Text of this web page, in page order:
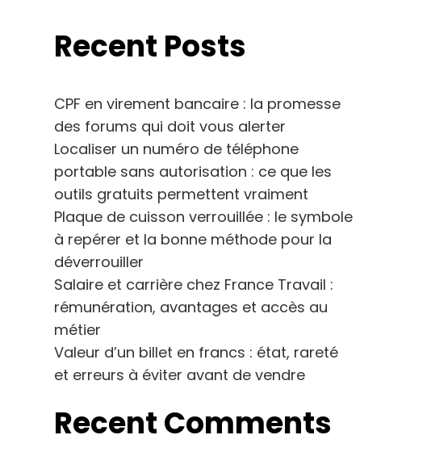
Recent Posts
CPF en virement bancaire : la promesse
des forums qui doit vous alerter
Localiser un numéro de téléphone
portable sans autorisation : ce que les
outils gratuits permettent vraiment
Plaque de cuisson verrouillée : le symbole
à repérer et la bonne méthode pour la
déverrouiller
Salaire et carrière chez France Travail :
rémunération, avantages et accès au
métier
Valeur d’un billet en francs : état, rareté
et erreurs à éviter avant de vendre
Recent Comments